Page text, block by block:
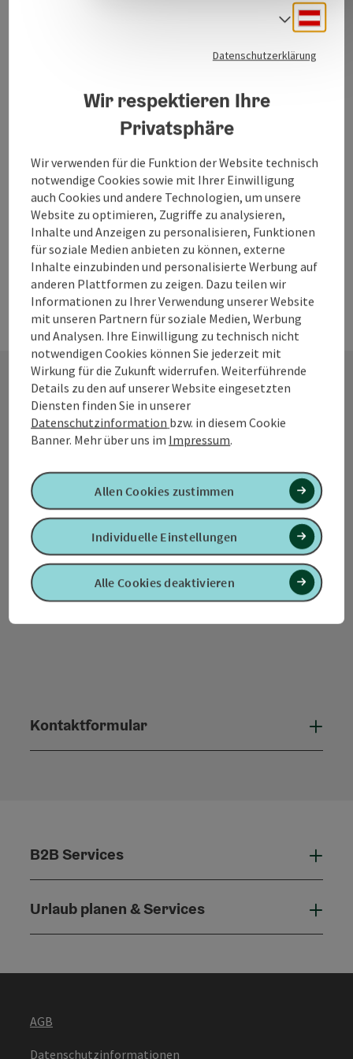
Das frühere Schloss Mühlheim hat ein Passauer Bischof
errichten lassen, im Jahre 1850 ist es jedoch abgebrannt.
1982 renoviert. Es befindet sich in privatem Besitz, und ist
daher nur von der vorbeiführenden Straße ersichtlich.
Mühlheim am Inn
Öffnungszeiten
MOMontag geöffnet
DIDienstag geöffnet
MIMittwoch geöffnet
DODonnerstag geöffnet
FRFreitag geöffnet
SASamstag geöffnet
SOSonntag geöffnet
FEFeiertag geöffnet
Kontakt
Tourismusverband Quellenviertel
Promenade 2
4701 Bad Schallerbach
+43 7249 42071 0
Kontaktformular
B2B Services
Urlaub planen & Services
AGB
Datenschutzinformationen
Datenschutzerklärung
Wir respektieren Ihre
Privatsphäre
Wir verwenden für die Funktion der Website technisch
notwendige Cookies sowie mit Ihrer Einwilligung
auch Cookies und andere Technologien, um unsere
Website zu optimieren, Zugriffe zu analysieren,
Inhalte und Anzeigen zu personalisieren, Funktionen
für soziale Medien anbieten zu können, externe
Inhalte einzubinden und personalisierte Werbung auf
anderen Plattformen zu zeigen. Dazu teilen wir
Informationen zu Ihrer Verwendung unserer Website
mit unseren Partnern für soziale Medien, Werbung
und Analysen. Ihre Einwilligung zu technisch nicht
notwendigen Cookies können Sie jederzeit mit
Wirkung für die Zukunft widerrufen. Weiterführende
Details zu den auf unserer Website eingesetzten
Diensten finden Sie in unserer
Datenschutzinformation bzw. in diesem Cookie
Banner. Mehr über uns im Impressum.
Alle Cookies deaktivieren
Individuelle Einstellungen
Allen Cookies zustimmen